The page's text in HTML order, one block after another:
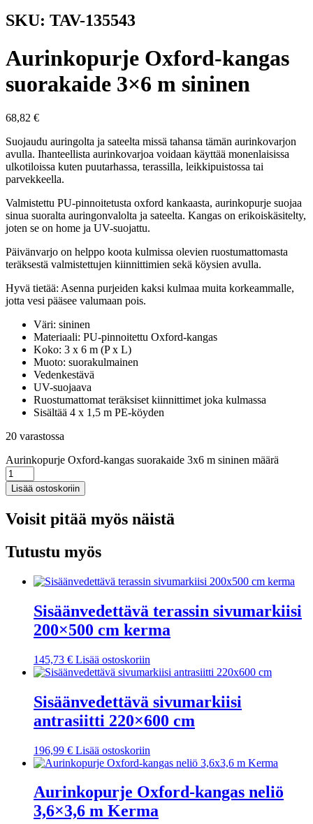
SKU: TAV-135543
Aurinkopurje Oxford-kangas
suorakaide 3×6 m sininen
68,82 €
Suojaudu auringolta ja sateelta missä tahansa tämän aurinkovarjon
avulla. Ihanteellista aurinkovarjoa voidaan käyttää monenlaisissa
ulkotiloissa kuten puutarhassa, terassilla, leikkipuistossa tai
parvekkeella.
Valmistettu PU-pinnoitetusta oxford kankaasta, aurinkopurje suojaa
sinua suoralta auringonvalolta ja sateelta. Kangas on erikoiskäsitelty,
joten se on home ja UV-suojattu.
Päivänvarjo on helppo koota kulmissa olevien ruostumattomasta
teräksestä valmistettujen kiinnittimien sekä köysien avulla.
Hyvä tietää: Asenna purjeiden kaksi kulmaa muita korkeammalle,
jotta vesi pääsee valumaan pois.
Väri: sininen
Materiaali: PU-pinnoitettu Oxford-kangas
Koko: 3 x 6 m (P x L)
Muoto: suorakulmainen
Vedenkestävä
UV-suojaava
Ruostumattomat teräksiset kiinnittimet joka kulmassa
Sisältää 4 x 1,5 m PE-köyden
20 varastossa
Aurinkopurje Oxford-kangas suorakaide 3x6 m sininen määrä
Lisää ostoskoriin
Voisit pitää myös näistä
Tutustu myös
Sisäänvedettävä terassin sivumarkiisi
200×500 cm kerma
145,73 € Lisää ostoskoriin
Sisäänvedettävä sivumarkiisi
antrasiitti 220×600 cm
196,99 € Lisää ostoskoriin
Aurinkopurje Oxford-kangas neliö
3,6×3,6 m Kerma